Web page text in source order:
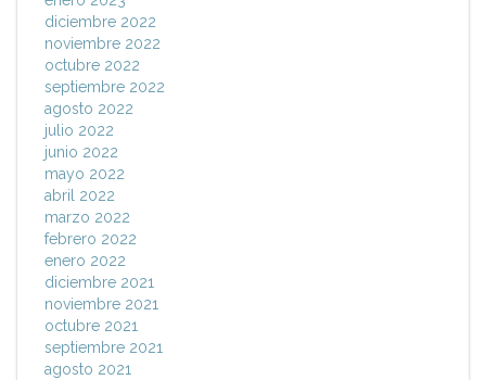
diciembre 2022
noviembre 2022
octubre 2022
septiembre 2022
agosto 2022
julio 2022
junio 2022
mayo 2022
abril 2022
marzo 2022
febrero 2022
enero 2022
diciembre 2021
noviembre 2021
octubre 2021
septiembre 2021
agosto 2021